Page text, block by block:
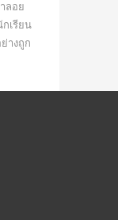
ลอย
เรียน
างถูก